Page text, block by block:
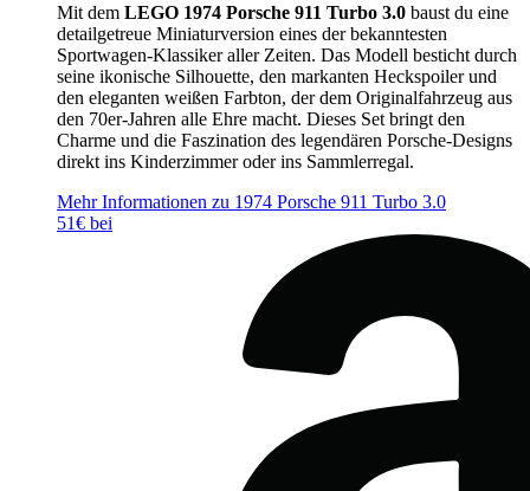
Mit dem LEGO 1974 Porsche 911 Turbo 3.0 baust du eine
detailgetreue Miniaturversion eines der bekanntesten
Sportwagen-Klassiker aller Zeiten. Das Modell besticht durch
seine ikonische Silhouette, den markanten Heckspoiler und
den eleganten weißen Farbton, der dem Originalfahrzeug aus
den 70er-Jahren alle Ehre macht. Dieses Set bringt den
Charme und die Faszination des legendären Porsche-Designs
direkt ins Kinderzimmer oder ins Sammlerregal.
Mehr Informationen zu 1974 Porsche 911 Turbo 3.0
51€ bei